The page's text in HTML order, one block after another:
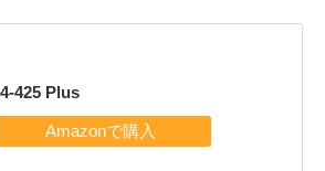
425 Plus